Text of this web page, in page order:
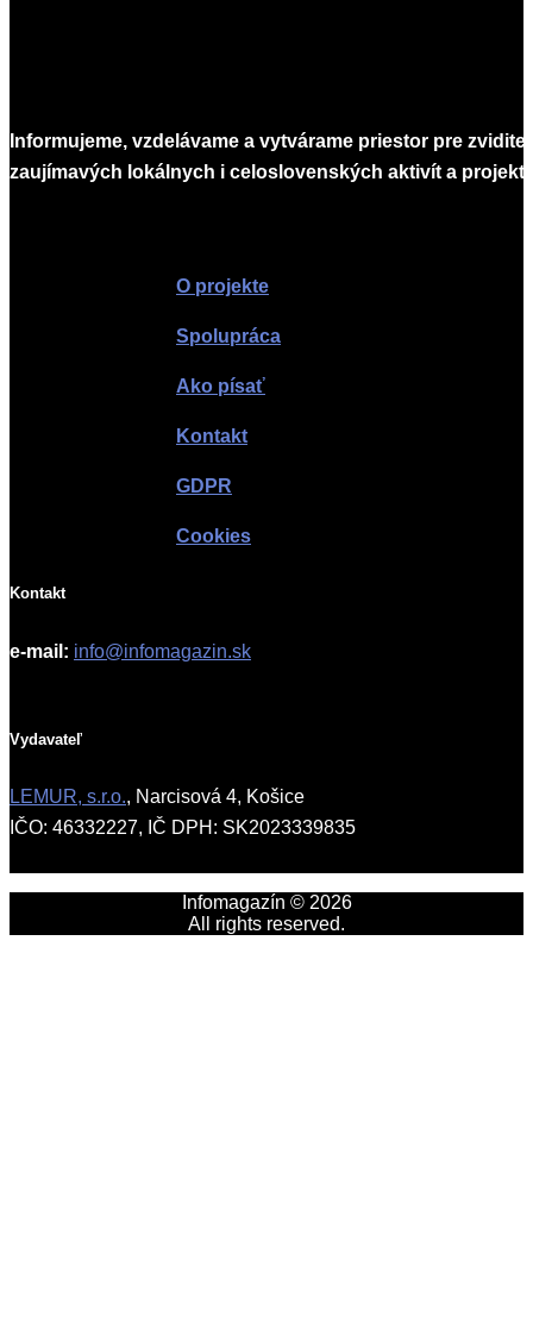
Informujeme, vzdelávame a vytvárame priestor pre
zaujímavých lokálnych i celoslovenských aktivít a
O projekte
Spolupráca
Ako písať
Kontakt
GDPR
Cookies
Kontakt
e-mail: info@infomagazin.sk
Vydavateľ
LEMUR, s.r.o., Narcisová 4, Košice
IČO: 46332227, IČ DPH: SK2023339835
Infomagazín © 2026
All rights reserved.